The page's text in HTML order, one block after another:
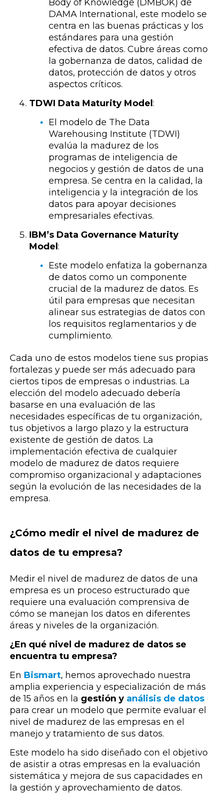
Body of Knowledge (DMBOK) de
DAMA International, este modelo se
centra en las buenas prácticas y los
estándares para una gestión
efectiva de datos. Cubre áreas como
la gobernanza de datos, calidad de
datos, protección de datos y otros
aspectos críticos.
TDWI Data Maturity Model :
El modelo de The Data
Warehousing Institute (TDWI)
evalúa la madurez de los
programas de inteligencia de
negocios y gestión de datos de una
empresa. Se centra en la calidad, la
inteligencia y la integración de los
datos para apoyar decisiones
empresariales efectivas.
IBM’s Data Governance Maturity
Model :
Este modelo enfatiza la gobernanza
de datos como un componente
crucial de la madurez de datos. Es
útil para empresas que necesitan
alinear sus estrategias de datos con
los requisitos reglamentarios y de
cumplimiento.
Cada uno de estos modelos tiene sus propias
fortalezas y puede ser más adecuado para
ciertos tipos de empresas o industrias. La
elección del modelo adecuado debería
basarse en una evaluación de las
necesidades específicas de tu organización,
tus objetivos a largo plazo y la estructura
existente de gestión de datos. La
implementación efectiva de cualquier
modelo de madurez de datos requiere
compromiso organizacional y adaptaciones
según la evolución de las necesidades de la
empresa.
¿Cómo medir el nivel de madurez de
datos de tu empresa?
Medir el nivel de madurez de datos de una
empresa es un proceso estructurado que
requiere una evaluación comprensiva de
cómo se manejan los datos en diferentes
áreas y niveles de la organización.
¿En qué nivel de madurez de datos se
encuentra tu empresa?
En Bismart, hemos aprovechado nuestra
amplia experiencia y especialización de más
de 15 años en la gestión y análisis de datos
para crear un modelo que permite evaluar el
nivel de madurez de las empresas en el
manejo y tratamiento de sus datos.
Este modelo ha sido diseñado con el objetivo
de asistir a otras empresas en la evaluación
sistemática y mejora de sus capacidades en
la gestión y aprovechamiento de datos.